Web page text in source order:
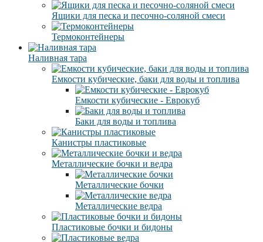
Ящики для песка и песочно-соляной смеси
Термоконтейнеры
Наливная тара
Емкости кубические, баки для воды и топлива
Емкости кубические - Еврокуб
Баки для воды и топлива
Канистры пластиковые
Металлические бочки и ведра
Металлические бочки
Металлические ведра
Пластиковые бочки и бидоны